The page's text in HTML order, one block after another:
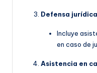
Defensa
Incluye
en caso de
Asistencia en